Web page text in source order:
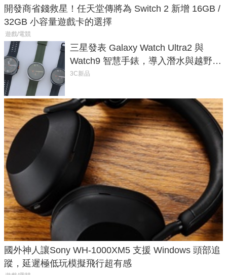
開發商省錢救星！任天堂傳將為 Switch 2 新增 16GB /
32GB 小容量遊戲卡的選擇
遊戲/電競
三星發表 Galaxy Watch Ultra2 與
Watch9 智慧手錶，導入潛水與越野跑
導航功能
3C新品
國外神人讓Sony WH-1000XM5 支援 Windows 頭部追
蹤，延遲極低玩模擬飛行超有感